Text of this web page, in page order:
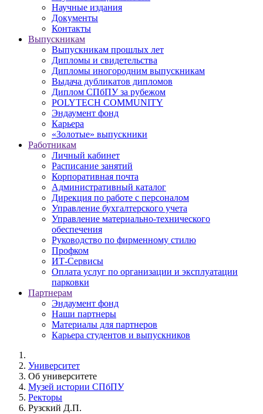
Научные издания
Документы
Контакты
Выпускникам
Выпускникам прошлых лет
Дипломы и свидетельства
Дипломы иногородним выпускникам
Выдача дубликатов дипломов
Диплом СПбПУ за рубежом
POLYTECH COMMUNITY
Эндаумент фонд
Карьера
«Золотые» выпускники
Работникам
Личный кабинет
Расписание занятий
Корпоративная почта
Административный каталог
Дирекция по работе с персоналом
Управление бухгалтерского учета
Управление материально-технического
обеспечения
Руководство по фирменному стилю
Профком
ИТ-Сервисы
Оплата услуг по организации и эксплуатации
парковки
Партнерам
Эндаумент фонд
Наши партнеры
Материалы для партнеров
Карьера студентов и выпускников
Университет
Об университете
Музей истории СПбПУ
Ректоры
Рузский Д.П.